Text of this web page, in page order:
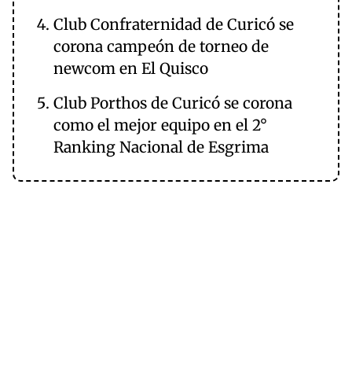
Club Confraternidad de Curicó se
corona campeón de torneo de
newcom en El Quisco
Club Porthos de Curicó se corona
como el mejor equipo en el 2°
Ranking Nacional de Esgrima